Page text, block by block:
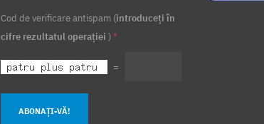
Cod de verificare antispam (introduceți în
cifre rezultatul operației ) *
=
ABONAȚI-VĂ!